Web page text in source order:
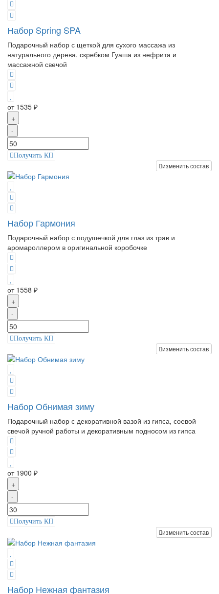
Набор Spring SPA
Подарочный набор с щеткой для сухого массажа из
натурального дерева, скребком Гуаша из нефрита и
массажной свечой
от 1535 ₽
+
-
Получить КП
изменить состав
Набор Гармония
Подарочный набор с подушечкой для глаз из трав и
аромароллером в оригинальной коробочке
от 1558 ₽
+
-
Получить КП
изменить состав
Набор Обнимая зиму
Подарочный набор с декоративной вазой из гипса, соевой
свечой ручной работы и декоративным подносом из гипса
от 1900 ₽
+
-
Получить КП
изменить состав
Набор Нежная фантазия